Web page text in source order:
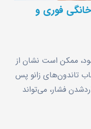
فوری و
ممکن است نشان از
تاندون‌های زانو پس
فشار، می‌تواند